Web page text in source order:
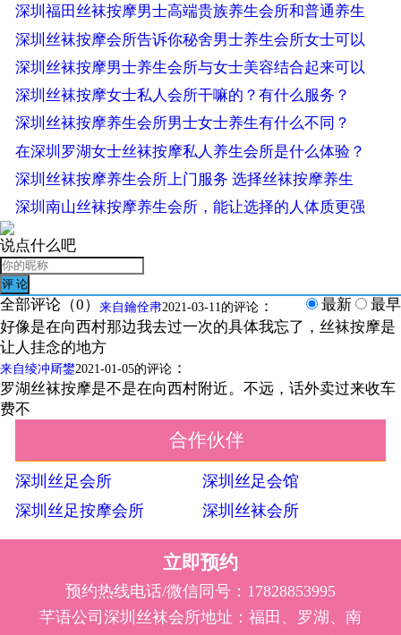
深圳福田丝袜按摩男士高端贵族养生会所和普通养生
深圳丝袜按摩会所告诉你秘舍男士养生会所女士可以
深圳丝袜按摩男士养生会所与女士美容结合起来可以
深圳丝袜按摩女士私人会所干嘛的？有什么服务？
深圳丝袜按摩养生会所男士女士养生有什么不同？
在深圳罗湖女士丝袜按摩私人养生会所是什么体验？
深圳丝袜按摩养生会所上门服务 选择丝袜按摩养生
深圳南山丝袜按摩养生会所，能让选择的人体质更强
说点什么吧
全部评论（0） 最新 最早
来自鑰佺帇2021-03-11的评论 ：
好像是在向西村那边我去过一次的具体我忘了，丝袜按摩是
让人挂念的地方
来自绫冲厛鐢2021-01-05的评论 ：
罗湖丝袜按摩是不是在向西村附近。不远，话外卖过来收车
费不
合作伙伴
深圳丝足会所
深圳丝足会馆
深圳丝足按摩会所
深圳丝袜会所
立即预约
预约热线电话/微信同号：17828853995
芊语公司深圳丝袜会所地址：福田、罗湖、南